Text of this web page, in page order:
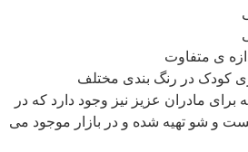
ی متفاوت
کودک در رنگ بندی مختلف
مادران عزیز نیز وجود دارد که در
و شو تهیه شده و در بازار موجود می